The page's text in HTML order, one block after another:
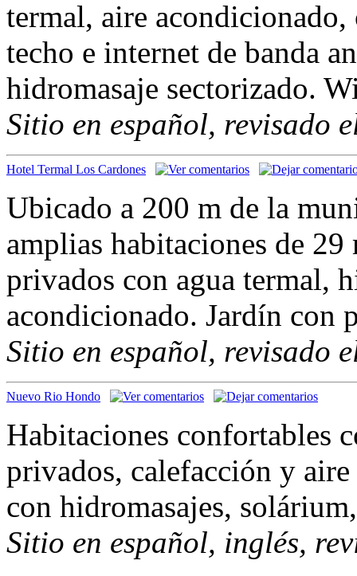
termal, aire
techo e internet de banda
hidromasaje sectorizado.
Sitio en español, revisado
Hotel Termal Los Cardones
Ubicado a 200 m de la
amplias habitaciones de
privados con agua termal,
acondicionado. Jardín con
Sitio en español, revisado
Nuevo Rio Hondo
Habitaciones confortables
privados, calefacción y
con hidromasajes,
Sitio en español, inglés,